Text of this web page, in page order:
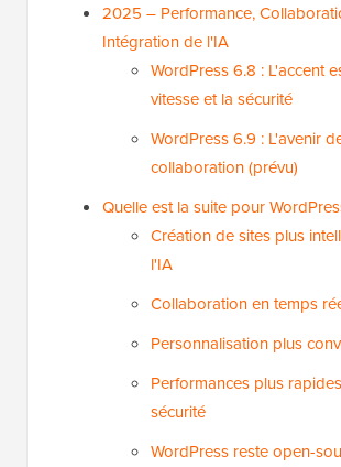
2025 – Performance,
Intégration de l'IA
WordPress 6.8 : L'accent
vitesse et la sécurité
WordPress 6.9 : L'avenir
collaboration (prévu)
Quelle est la suite pour
Création de sites plus
l'IA
Collaboration en temps
Personnalisation plus
Performances plus
sécurité
WordPress reste open-